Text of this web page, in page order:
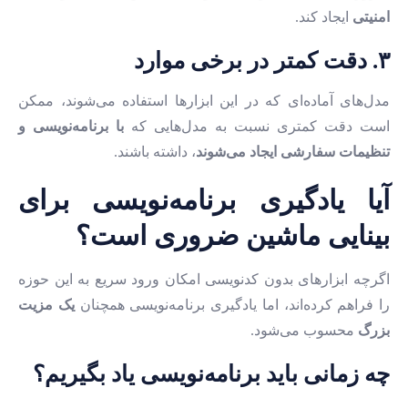
امنیتی ایجاد کند.
۳. دقت کمتر در برخی موارد
مدل‌های آماده‌ای که در این ابزارها استفاده می‌شوند، ممکن
است دقت کمتری نسبت به مدل‌هایی که با برنامه‌نویسی و
تنظیمات سفارشی ایجاد می‌شوند، داشته باشند.
آیا یادگیری برنامه‌نویسی برای
بینایی ماشین ضروری است؟
اگرچه ابزارهای بدون کدنویسی امکان ورود سریع به این حوزه
را فراهم کرده‌اند، اما یادگیری برنامه‌نویسی همچنانیک مزیت
بزرگ محسوب می‌شود.
چه زمانی باید برنامه‌نویسی یاد بگیریم؟